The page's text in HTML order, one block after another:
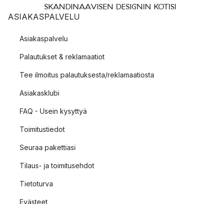
SKANDINAAVISEN DESIGNIN KOTISI
ASIAKASPALVELU
Asiakaspalvelu
Palautukset & reklamaatiot
Tee ilmoitus palautuksesta/reklamaatiosta
Asiakasklubi
FAQ - Usein kysyttyä
Toimitustiedot
Seuraa pakettiasi
Tilaus- ja toimitusehdot
Tietoturva
Evästeet